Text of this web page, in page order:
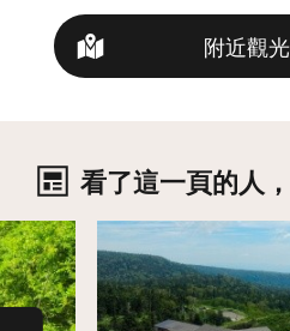
附近觀
看了這一頁的人
詳情